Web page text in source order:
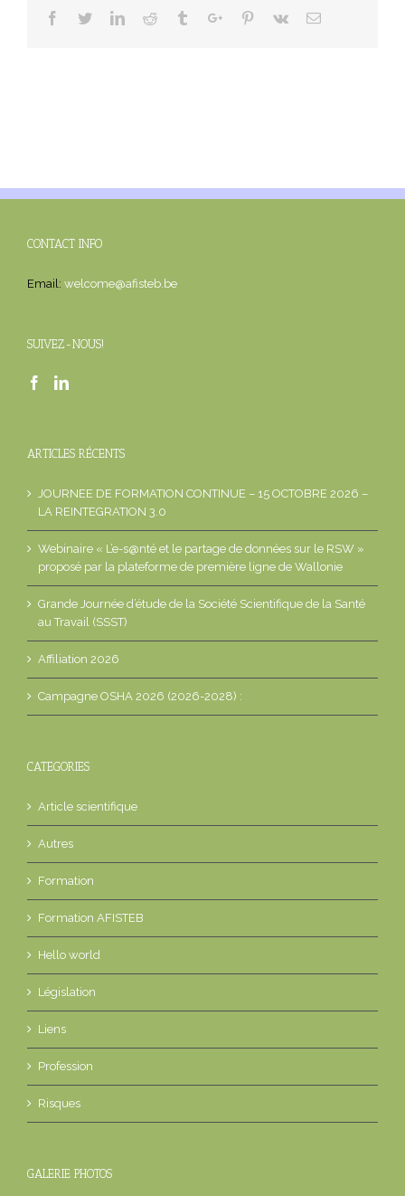
Facebook
TwitterLinkedinReddit TumblrGoogle+Pinterest
Vk Email
CONTACT INFO
Email: welcome@afisteb.be
SUIVEZ-NOUS!
ARTICLES RÉCENTS
JOURNEE DE FORMATION CONTINUE – 15 OCTOBRE 2026 –
LA REINTEGRATION 3.0
Webinaire « L’e-s@nté et le partage de données sur le RSW »
proposé par la plateforme de première ligne de Wallonie
Grande Journée d’étude de la Société Scientifique de la Santé
au Travail (SSST)
Affiliation 2026
Campagne OSHA 2026 (2026-2028) :
CATEGORIES
Article scientifique
Autres
Formation
Formation AFISTEB
Hello world
Législation
Liens
Profession
Risques
GALERIE PHOTOS